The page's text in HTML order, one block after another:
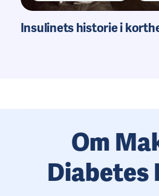
Insulinets historie i
Om
Diabetes